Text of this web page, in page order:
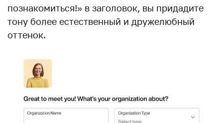
познакомиться!» в заголовок, вы придадите
тону более естественный и дружелюбный
оттенок.